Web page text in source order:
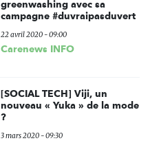
greenwashing avec sa
campagne #duvraipasduvert
22 avril 2020 - 09:00
Carenews INFO
[SOCIAL TECH] Viji, un
nouveau « Yuka » de la mode
?
3 mars 2020 - 09:30